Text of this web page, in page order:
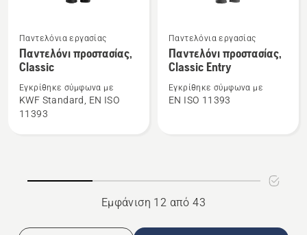
Δείτε
περισσότερες
λεπτομέρειες
για
το
Παντελόνι
Παντελόνια εργασίας
Παντελόνι προστασίας,
Classic
Εγκρίθηκε σύμφωνα με
KWF Standard, EN ISO
11393
Δείτε
περισσότερες
λεπτομέρειες
για
το
Παντελόνια εργασίας
Παντελόνι προστασίας,
Classic Entry
Εγκρίθηκε σύμφωνα με
EN ISO 11393
Εμφάνιση 12 από 43